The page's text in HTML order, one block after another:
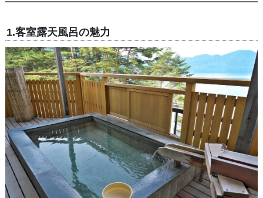
1.客室露天風呂の魅力